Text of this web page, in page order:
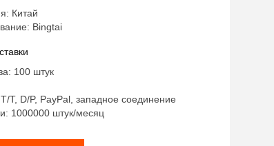
Китай
Bingtai
100 штук
T, D/P, PayPal, западное соединение
1000000 штук/месяц